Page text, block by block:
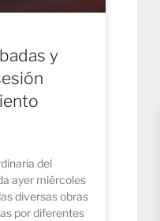
y
del
ayer miércoles
diversas obras
por diferentes